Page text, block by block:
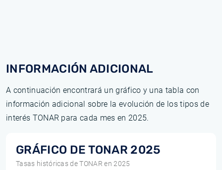
INFORMACIÓN ADICIONAL
A continuación encontrará un gráfico y una tabla con
información adicional sobre la evolución de los tipos de
interés TONAR para cada mes en 2025.
GRÁFICO DE TONAR 2025
Tasas históricas de TONAR en 2025